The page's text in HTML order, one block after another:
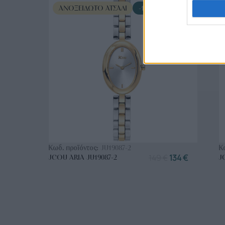
ΑΓΟΡΑ ΤΩΡΑ
ΑΝΟΞΕΊΔΩΤΟ ΑΤΣΆΛΙ -10%
Κωδ. προϊόντος: JU19087-2
JCOU ARIA JU19087-2
134€